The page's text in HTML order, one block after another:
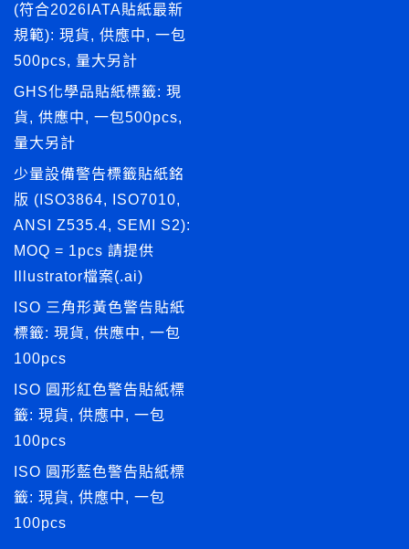
(符合2026IATA貼紙最新
規範): 現貨, 供應中, 一包
500pcs, 量大另計
GHS化學品貼紙標籤: 現
貨, 供應中, 一包500pcs,
量大另計
少量設備警告標籤貼紙銘
版 (ISO3864, ISO7010,
ANSI Z535.4, SEMI S2):
MOQ = 1pcs 請提供
Illustrator檔案(.ai)
ISO 三角形黃色警告貼紙
標籤: 現貨, 供應中, 一包
100pcs
ISO 圓形紅色警告貼紙標
籤: 現貨, 供應中, 一包
100pcs
ISO 圓形藍色警告貼紙標
籤: 現貨, 供應中, 一包
100pcs